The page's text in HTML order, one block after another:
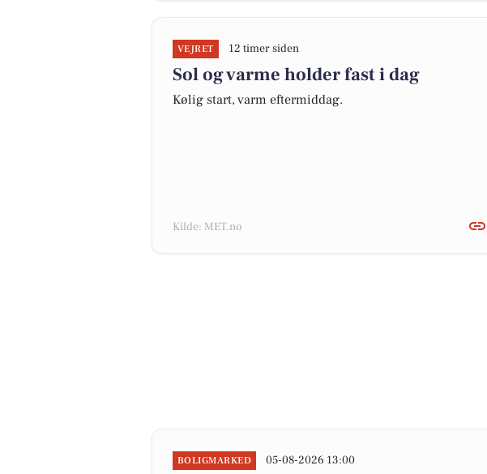
VEJRET 12 timer siden
Sol og varme holder fast i dag
Kølig start, varm eftermiddag.
Kilde: MET.no
BOLIGMARKED 05-08-2026 13:00